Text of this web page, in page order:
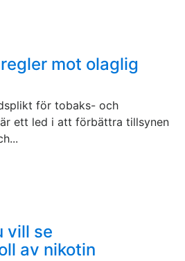
mot olaglig
för tobaks- och
ett led i att förbättra tillsynen
vill se
av nikotin